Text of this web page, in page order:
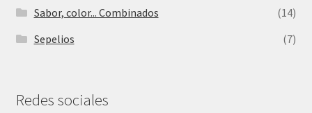
Sabor, color... Combinados
(14)
Sepelios
(7)
Redes sociales